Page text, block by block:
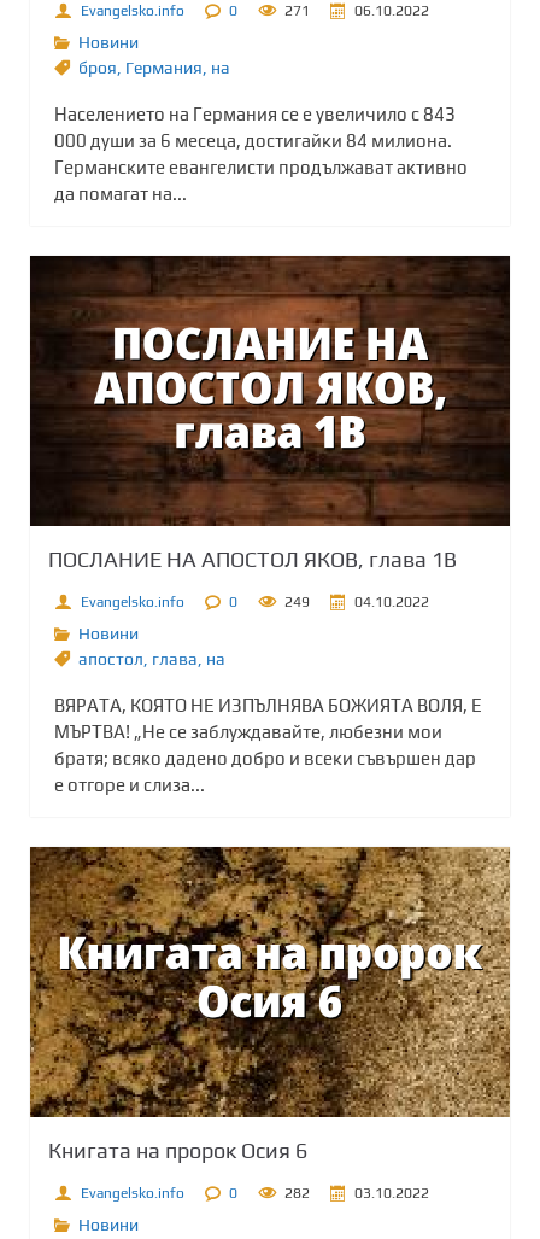
Evangelsko.info 0 271 06.10.2022
Новини
броя, Германия, на
Населението на Германия се е увеличило с 843
000 души за 6 месеца, достигайки 84 милиона.
Германските евангелисти продължават активно
да помагат на...
ПОСЛАНИЕ НА АПОСТОЛ ЯКОВ, глава 1B
Evangelsko.info 0 249 04.10.2022
Новини
апостол, глава, на
ВЯРАТА, КОЯТО НЕ ИЗПЪЛНЯВА БОЖИЯТА ВОЛЯ, Е
МЪРТВА! „Не се заблуждавайте, любезни мои
братя; всяко дадено добро и всеки съвършен дар
е отгоре и слиза...
Книгата на пророк Осия 6
Evangelsko.info 0 282 03.10.2022
Новини